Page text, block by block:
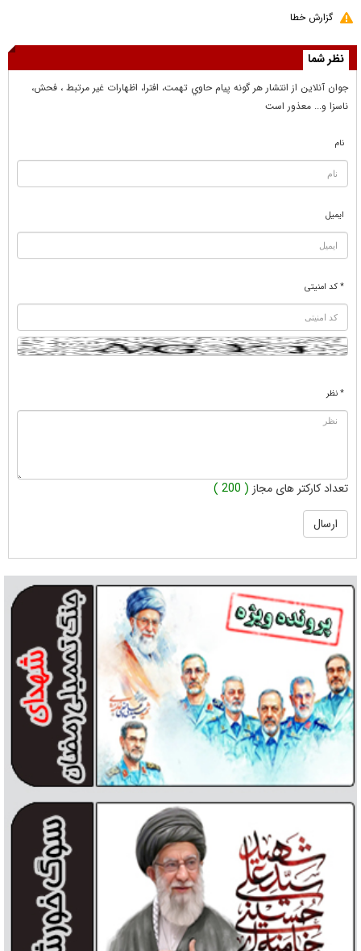
گزارش خطا
نظر شما
جوان آنلاين از انتشار هر گونه پيام حاوي تهمت، افترا، اظهارات غير مرتبط ، فحش،
ناسزا و... معذور است
نام
ایمیل
* کد امنیتی
* نظر
تعداد کارکتر های مجاز ( 200 )